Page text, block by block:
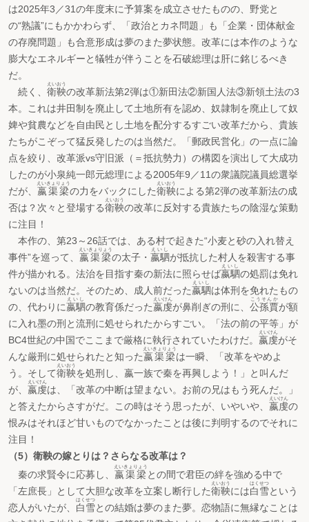
は2025年3／31の年度末に予算案を成立させたものの、野党と
の“熟議”にもかかわらず、「政治とカネ問題」も「企業・団体献金
の存廃問題」も合意形成は夢のまた夢状態。改革には本作のような
膨大なエネルギーと犠牲が伴うことを石破総理は肝に銘じるべき
だ。
続く、 衛鞅
えいおう
の改革新法第2弾は①新田法②新国人法③新領土法の3
本。これは井田制を廃止して土地所有を認め、奴隷制を廃止して奴
婢や貧農などを自由民とし土地を配分するすごい改革だから、貴族
たちがこぞって猛反発したのは当然だ。「郵政民営化」の一点に論
点を絞り、改革派vs守旧派（＝抵抗勢力）の構図を演出して大成功
したのが小泉純一郎元総理による2005年9／11の衆議院議員総選挙
だが、 嬴渠梁
えいきょりょう
の力をバックにした衛鞅
えいおう
による第2弾の改革新法の成
否は？次々と登場する衛鞅
えいおう
の改革に反対する貴族たちの陰湿な策動
に注目！
本作の、第23～26話では、ある村で起きた“小麦と砂の入れ替え
事件”を巡って、 嬴渠梁
えいきょりょう
の太子・ 嬴駟
えいし
が抵抗した村人を殺害する事
件が描かれる。法治を目指す秦の新法に照らせば嬴駟
えいし
の処罰は免れ
ないのは当然だ。そのため、成人前だった嬴駟
えいし
は体刑を免れたもの
の、代わりに嬴駟
えいし
の教育係だった嬴虔
えいけん
が鼻削ぎの刑に、 公孫賈
こうそんか
が額
に入れ墨の刑と流刑に処せられたからすごい。「法の前の平等」が
BC4世紀の中国でここまで厳格に執行されていたわけだ。 嬴虔
えいけん
がそ
んな厳刑に処せられたと知った嬴渠梁
えいきょりょう
は一瞬、「改革をやめよ
う。そして衛鞅
えいおう
を処刑し、嬴一族で秦を再興しよう！」と叫んだ
が、 嬴虔
えいけん
は、「改革の中断は望まない。お前の兄はもう死んだ。」
と答えたからさすがだ。この時はそう思ったが、いやいや、 嬴虔
えいけん
の
恨みはそれほど甘いものでなかったことは後に判明するのでそれに
注目！
（5）衛鞅の嫁とりは？さらなる改革は？
秦の求賢令に応募し、 嬴渠梁
えいきょりょう
との間で君臣の絆を強める中で
「左庶長」として大胆な改革を立案し断行した衛鞅
えいおう
には白雪
はくせつ
という
恋人がいたが、 白雪
はくせつ
との結婚は夢のまた夢。恋物語に無縁なことは